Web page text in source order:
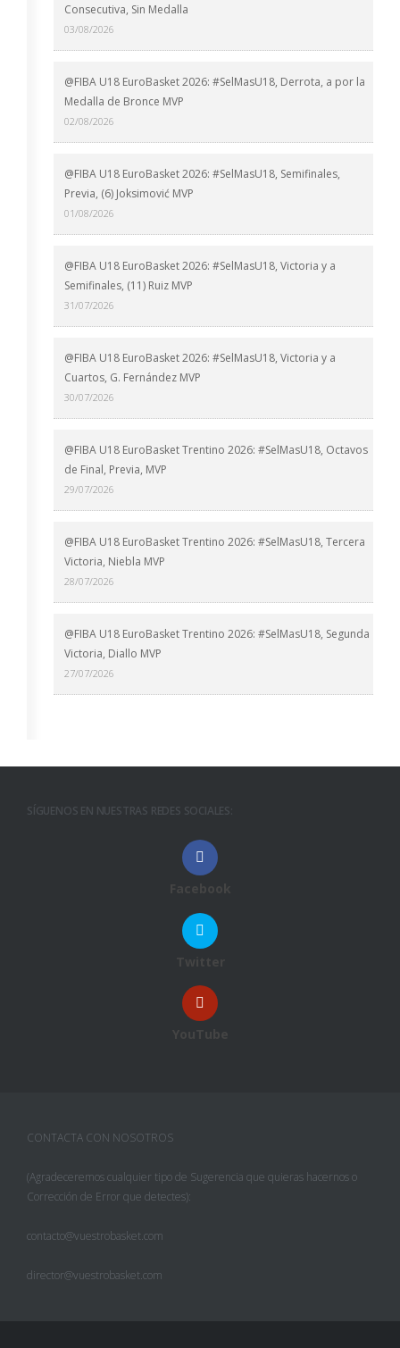
Consecutiva, Sin Medalla
03/08/2026
@FIBA U18 EuroBasket 2026: #SelMasU18, Derrota, a por la
Medalla de Bronce MVP
02/08/2026
@FIBA U18 EuroBasket 2026: #SelMasU18, Semifinales,
Previa, (6) Joksimović MVP
01/08/2026
@FIBA U18 EuroBasket 2026: #SelMasU18, Victoria y a
Semifinales, (11) Ruiz MVP
31/07/2026
@FIBA U18 EuroBasket 2026: #SelMasU18, Victoria y a
Cuartos, G. Fernández MVP
30/07/2026
@FIBA U18 EuroBasket Trentino 2026: #SelMasU18, Octavos
de Final, Previa, MVP
29/07/2026
@FIBA U18 EuroBasket Trentino 2026: #SelMasU18, Tercera
Victoria, Niebla MVP
28/07/2026
@FIBA U18 EuroBasket Trentino 2026: #SelMasU18, Segunda
Victoria, Diallo MVP
27/07/2026
SÍGUENOS EN NUESTRAS REDES SOCIALES:
Facebook
Twitter
YouTube
CONTACTA CON NOSOTROS
(Agradeceremos cualquier tipo de Sugerencia que quieras hacernos o
Corrección de Error que detectes):
contacto@vuestrobasket.com
director@vuestrobasket.com